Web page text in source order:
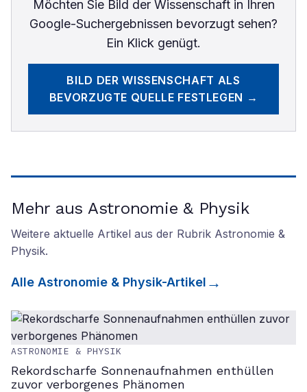
Möchten Sie Bild der Wissenschaftin Ihren
Google-Suchergebnissen bevorzugt sehen?
Ein Klick genügt.
BILD DER WISSENSCHAFT ALS
BEVORZUGTE QUELLE FESTLEGEN →
Mehr aus Astronomie & Physik
Weitere aktuelle Artikel aus der Rubrik Astronomie &
Physik.
Alle Astronomie & Physik-Artikel
ASTRONOMIE & PHYSIK
Rekordscharfe Sonnenaufnahmen enthüllen
zuvor verborgenes Phänomen